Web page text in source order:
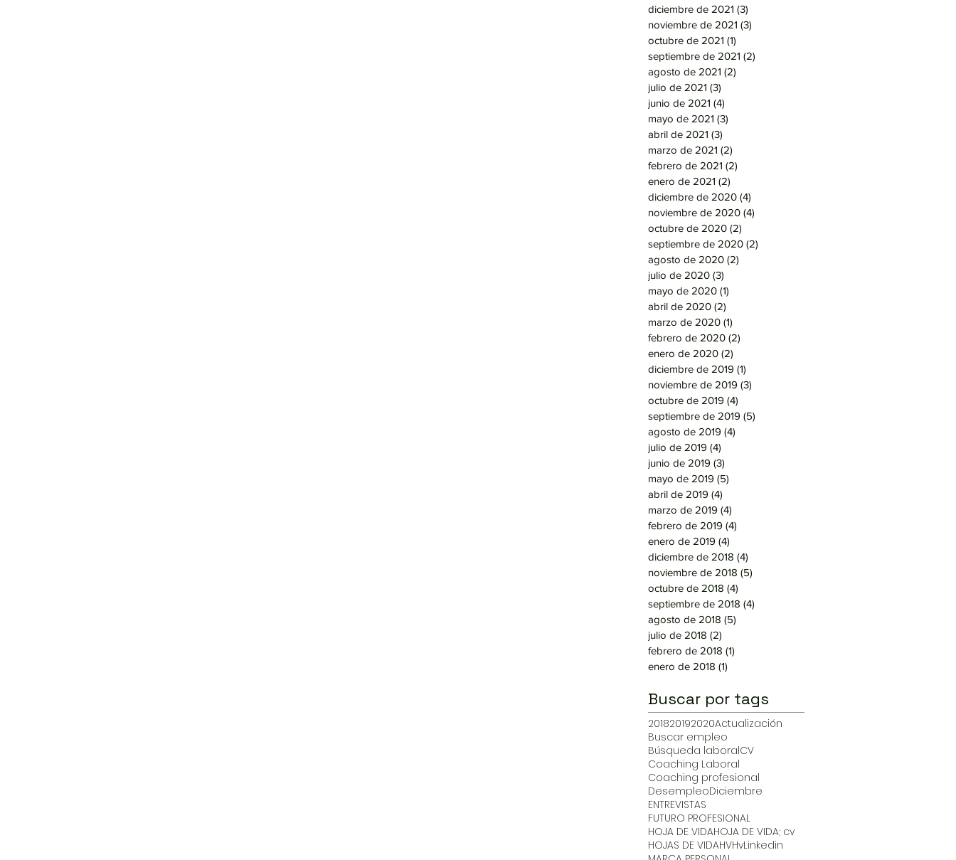
diciembre de 2021 (3)
noviembre de 2021 (3)
octubre de 2021 (1)
septiembre de 2021 (2)
agosto de 2021 (2)
julio de 2021 (3)
junio de 2021 (4)
mayo de 2021 (3)
abril de 2021 (3)
marzo de 2021 (2)
febrero de 2021 (2)
enero de 2021 (2)
diciembre de 2020 (4)
noviembre de 2020 (4)
octubre de 2020 (2)
septiembre de 2020 (2)
agosto de 2020 (2)
julio de 2020 (3)
mayo de 2020 (1)
abril de 2020 (2)
marzo de 2020 (1)
febrero de 2020 (2)
enero de 2020 (2)
diciembre de 2019 (1)
noviembre de 2019 (3)
octubre de 2019 (4)
septiembre de 2019 (5)
agosto de 2019 (4)
julio de 2019 (4)
junio de 2019 (3)
mayo de 2019 (5)
abril de 2019 (4)
marzo de 2019 (4)
febrero de 2019 (4)
enero de 2019 (4)
diciembre de 2018 (4)
noviembre de 2018 (5)
octubre de 2018 (4)
septiembre de 2018 (4)
agosto de 2018 (5)
julio de 2018 (2)
febrero de 2018 (1)
enero de 2018 (1)
Buscar por tags
201820192020Actualización
Buscar empleo
Búsqueda laboralCV
Coaching Laboral
Coaching profesional
DesempleoDiciembre
ENTREVISTAS
FUTURO PROFESIONAL
HOJA DE VIDAHOJA DE VIDA; cv
HOJAS DE VIDAHVHvLinkedin